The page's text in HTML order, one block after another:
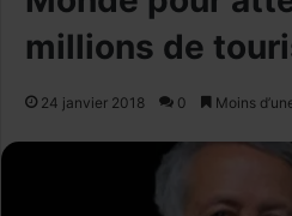
millions de
24 janvier 2018 0 Moins